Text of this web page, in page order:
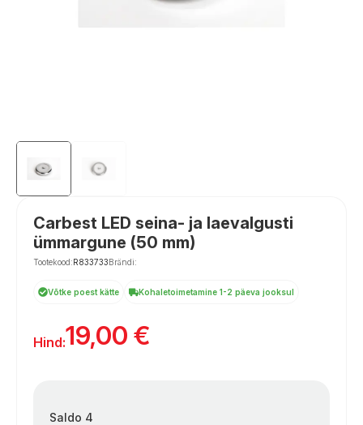
Carbest LED seina- ja laevalgusti
ümmargune (50 mm)
Tootekood:R833733Brändi:
Võtke poest kätte Kohaletoimetamine 1-2 päeva jooksul
Hind:19,00 €
Saldo 4